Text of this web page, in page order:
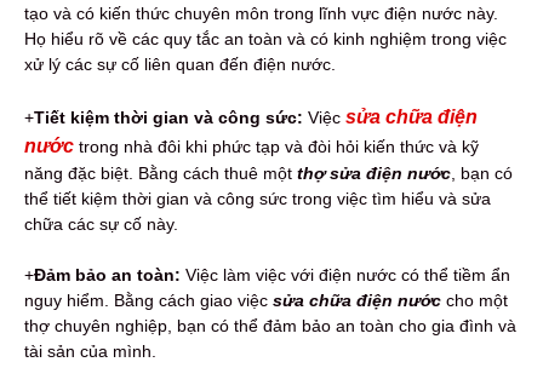
tạo và có kiến thức chuyên môn trong lĩnh vực điện nước này.
Họ hiểu rõ về các quy tắc an toàn và có kinh nghiệm trong việc
xử lý các sự cố liên quan đến điện nước.
+Tiết kiệm thời gian và công sức: Việc sửa chữa điện
nước trong nhà đôi khi phức tạp và đòi hỏi kiến thức và kỹ
năng đặc biệt. Bằng cách thuê một thợ sửa điện nước , bạn có
thể tiết kiệm thời gian và công sức trong việc tìm hiểu và sửa
chữa các sự cố này.
+Đảm bảo an toàn: Việc làm việc với điện nước có thể tiềm ẩn
nguy hiểm. Bằng cách giao việc sửa chữa điện nước cho một
thợ chuyên nghiệp, bạn có thể đảm bảo an toàn cho gia đình và
tài sản của mình.